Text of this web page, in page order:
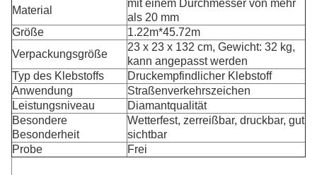
Material
mit einem Durchmesser von mehr
als 20 mm
Größe
1.22m*45.72m
Verpackungsgröße
23 x 23 x 132 cm, Gewicht: 32 kg,
kann angepasst werden
Typ des Klebstoffs
Druckempfindlicher Klebstoff
Anwendung
Straßenverkehrszeichen
Leistungsniveau
Diamantqualität
Besondere
Besonderheit
Wetterfest, zerreißbar, druckbar, gut
sichtbar
Probe
Frei